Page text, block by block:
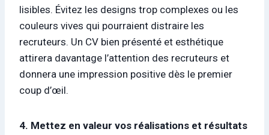
lisibles. Évitez les designs trop complexes ou les
couleurs vives qui pourraient distraire les
recruteurs. Un CV bien présenté et esthétique
attirera davantage l’attention des recruteurs et
donnera une impression positive dès le premier
coup d’œil.
4. Mettez en valeur vos réalisations et résultats